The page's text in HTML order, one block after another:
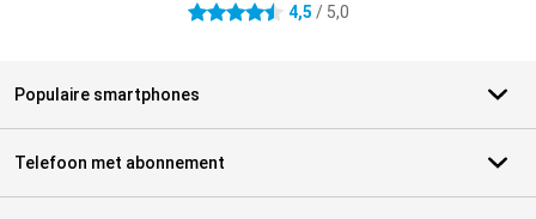
4.5 sterren 4,5 / 5,0
Populaire smartphones
Telefoon met abonnement